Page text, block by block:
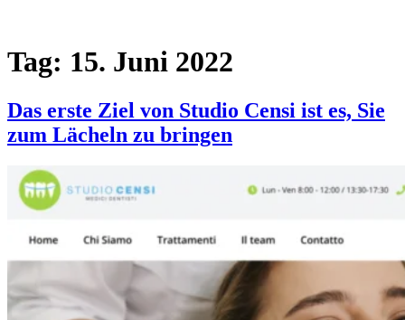
Tag: 15. Juni 2022
Das erste Ziel von Studio Censi ist es, Sie
zum Lächeln zu bringen